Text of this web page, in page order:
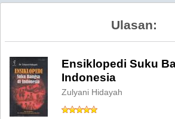
Ulasan:
Ensiklopedi Suku
Indonesia
Zulyani Hidayah